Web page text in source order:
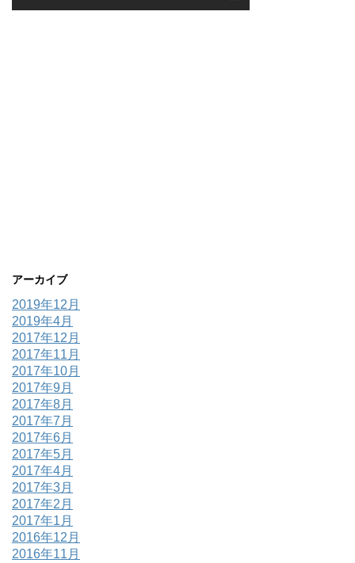
アーカイブ
2019年12月
2019年4月
2017年12月
2017年11月
2017年10月
2017年9月
2017年8月
2017年7月
2017年6月
2017年5月
2017年4月
2017年3月
2017年2月
2017年1月
2016年12月
2016年11月